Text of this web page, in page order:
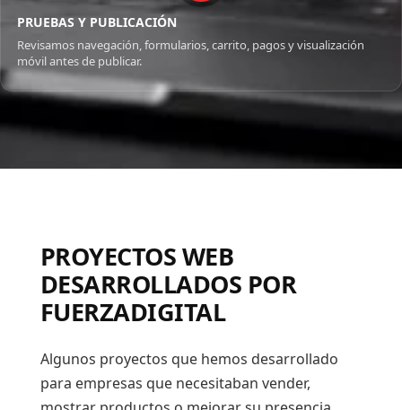
PRUEBAS Y PUBLICACIÓN
Revisamos navegación, formularios, carrito, pagos y visualización
móvil antes de publicar.
PROYECTOS WEB
DESARROLLADOS POR
FUERZADIGITAL
Algunos proyectos que hemos desarrollado
para empresas que necesitaban vender,